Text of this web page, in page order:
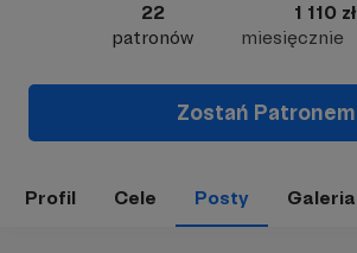
22
patronów
1 110 zł
miesięcznie
Zostań Patronem
Profil Cele Posty Galeria